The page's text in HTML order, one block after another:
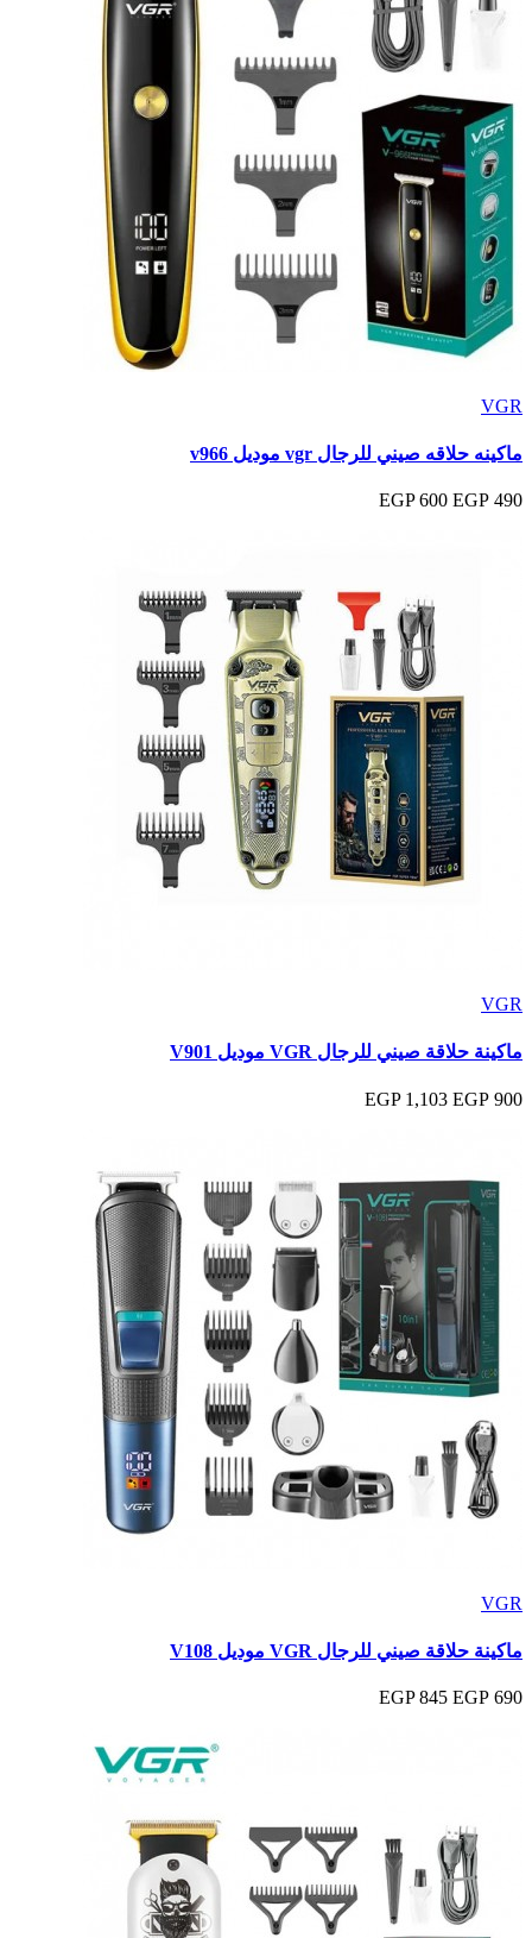
VGR
ماكينه حلاقه صيني للرجال vgr موديل v966
490 EGP
600 EGP
VGR
ماكينة حلاقة صيني للرجال VGR موديل V901
900 EGP
1,103 EGP
VGR
ماكينة حلاقة صيني للرجال VGR موديل V108
690 EGP
845 EGP